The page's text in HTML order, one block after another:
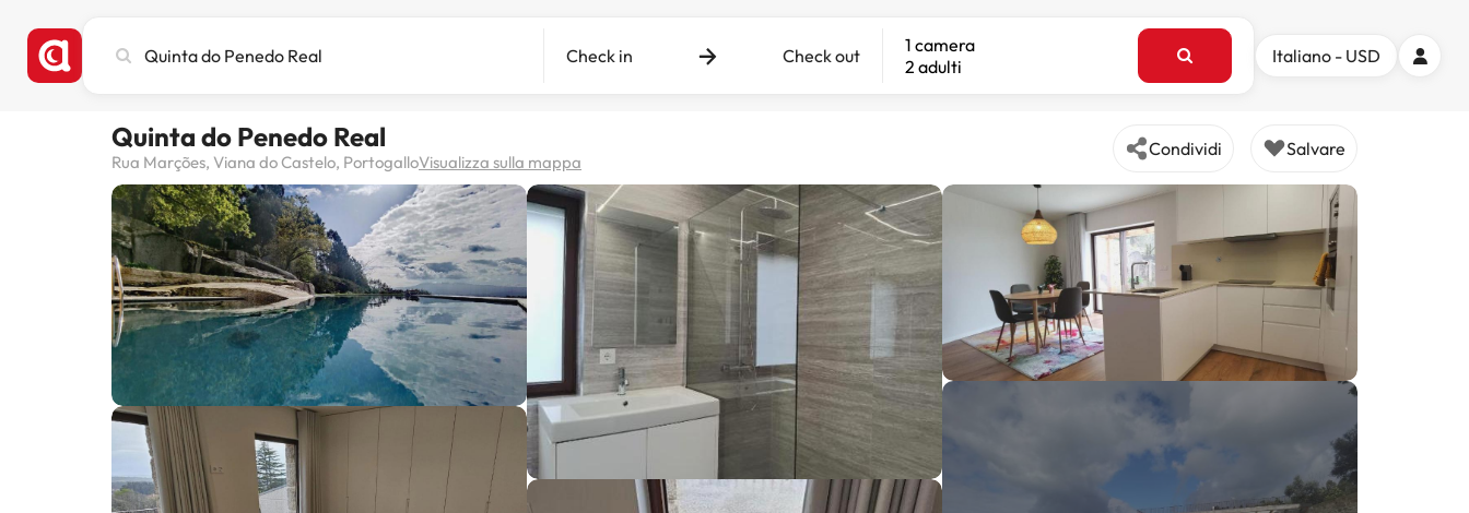
città,
destinazione
Check in Check out
1 camera
2 adulti
Italiano - USD
Quinta do Penedo Real
Rua Marções, Viana do Castelo, PortogalloVisualizza sulla mappa
Condividi Salvare